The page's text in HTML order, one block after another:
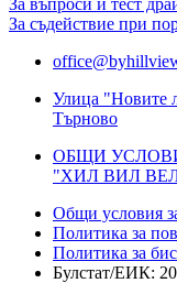
За съдействие при
Улица "Новите
Търново
ОБЩИ
"ХИЛ ВИЛ
Общи условия
Политика за
Политика за
Булстат/ЕИК: